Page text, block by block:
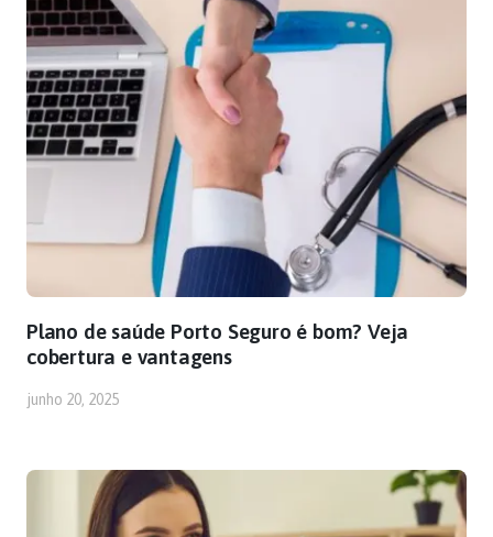
Plano de saúde Porto Seguro é bom? Veja
cobertura e vantagens
junho 20, 2025